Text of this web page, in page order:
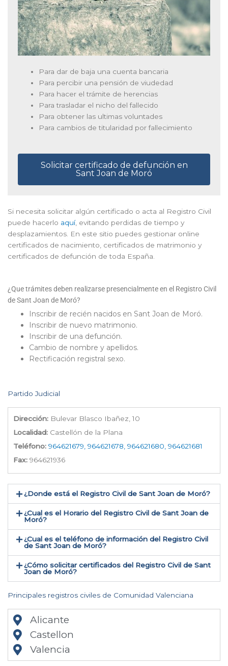
Para dar de baja una cuenta bancaria
Para percibir una pensión de viudedad
Para hacer el trámite de herencias
Para trasladar el nicho del fallecido
Para obtener las ultimas voluntades
Para cambios de titularidad por fallecimiento
Solicitar certificado de defunción en
Sant Joan de Moró
Si necesita solicitar algún certificado o acta al Registro Civil
puede hacerlo aquí, evitando perdidas de tiempo y
desplazamientos. En este sitio puedes gestionar online
certificados de nacimiento, certificados de matrimonio y
certificados de defunción de toda España.
¿Que trámites deben realizarse presencialmente en el Registro Civil
de Sant Joan de Moró?
Inscribir de recién nacidos en Sant Joan de Moró.
Inscribir de nuevo matrimonio.
Inscribir de una defunción.
Cambio de nombre y apellidos.
Rectificación registral sexo.
Partido Judicial
Dirección: Bulevar Blasco Ibañez, 10
Localidad: Castellón de la Plana
Teléfono: 964621679, 964621678, 964621680, 964621681
Fax: 964621936
¿Donde está el Registro Civil de Sant Joan de Moró​?
¿Cual es el Horario del Registro Civil de Sant Joan de
Moró?
¿Cual es el teléfono de información del Registro Civil
de Sant Joan de Moró​?
¿Cómo solicitar certificados del Registro Civil de Sant
Joan de Moró​?
Principales registros civiles de Comunidad Valenciana
Alicante
Castellon
Valencia